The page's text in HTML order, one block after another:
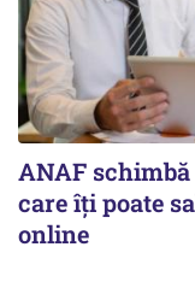
ANAF
care îți poate
online